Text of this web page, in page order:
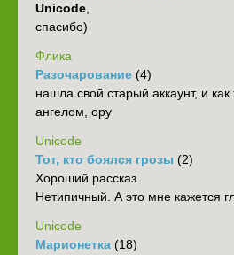
Unicode,
спасибо)
Флика
Разочарование (4)
нашла свой старый аккаунт, и
ангелом, ору
Unicode
Тот, кто боялся грозы (2)
Хороший рассказ
Нетипичный. А это мне кажется
Unicode
Марионетка (18)